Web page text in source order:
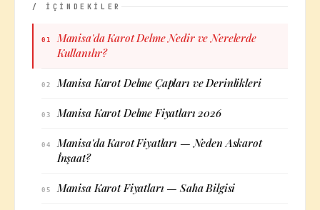
/ İÇİNDEKİLER
01
Manisa'da Karot Delme Nedir ve Nerelerde
Kullanılır?
02 Manisa Karot Delme Çapları ve Derinlikleri
03 Manisa Karot Delme Fiyatları 2026
04
Manisa'da Karot Fiyatları — Neden Askarot
İnşaat?
05 Manisa Karot Fiyatları — Saha Bilgisi